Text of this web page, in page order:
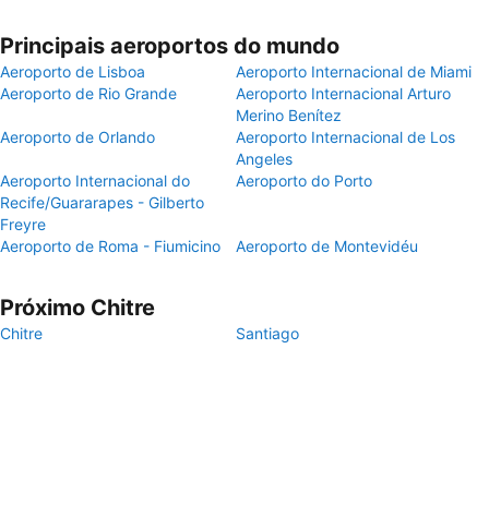
Principais aeroportos do mundo
Aeroporto de Lisboa
Aeroporto Internacional de Miami
Aeroporto de Rio Grande
Aeroporto Internacional Arturo
Merino Benítez
Aeroporto de Orlando
Aeroporto Internacional de Los
Angeles
Aeroporto Internacional do
Recife/Guararapes - Gilberto
Freyre
Aeroporto do Porto
Aeroporto de Roma - Fiumicino Aeroporto de Montevidéu
Próximo Chitre
Chitre Santiago